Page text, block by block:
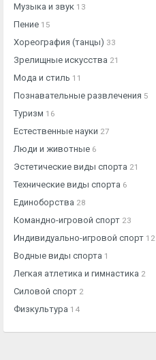
Музыка и звук 13
Пение 15
Хореография (танцы) 33
Зрелищные искусства 21
Мода и стиль 11
Познавательные развлечения 5
Туризм 16
Естественные науки 27
Люди и животные 6
Эстетические виды спорта 21
Технические виды спорта 6
Единоборства 28
Командно-игровой спорт 23
Индивидуально-игровой спорт 12
Водные виды спорта 1
Легкая атлетика и гимнастика 2
Силовой спорт 2
Физкультура 14